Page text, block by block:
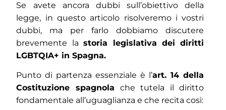
Se avete ancora dubbi sull’obiettivo della
legge, in questo articolo risolveremo i vostri
dubbi, ma per farlo dobbiamo discutere
brevemente lastoria legislativa dei diritti
LGBTQIA+ in Spagna.
Punto di partenza essenziale è l’art. 14 della
Costituzione spagnola che tutela il diritto
fondamentale all’uguaglianza e che recita così: